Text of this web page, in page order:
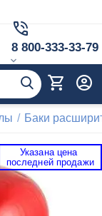
8 800-333-33-79
/ Баки
Указана цена
последней продажи